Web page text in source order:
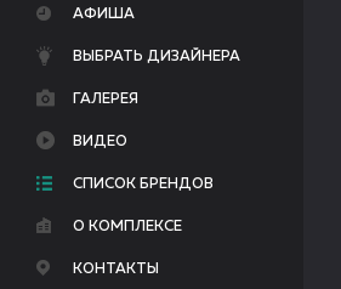
АФИША
ВЫБРАТЬ ДИЗАЙНЕРА
ГАЛЕРЕЯ
ВИДЕО
СПИСОК БРЕНДОВ
О КОМПЛЕКСЕ
КОНТАКТЫ